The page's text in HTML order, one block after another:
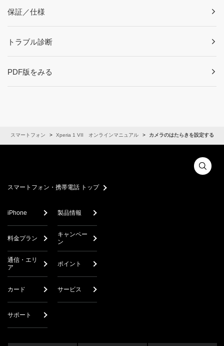
保証／仕様
トラブル診断
PDF版をみる
スマートフォン Xperia 1 VII オンラインマニュアル カメラのはたらきを設定する
スマートフォン・携帯電話 トップ
iPhone 製品情報
料金プラン
キャンペー
ン
通信・エリ
ア
ポイント
カード サービス
サポート